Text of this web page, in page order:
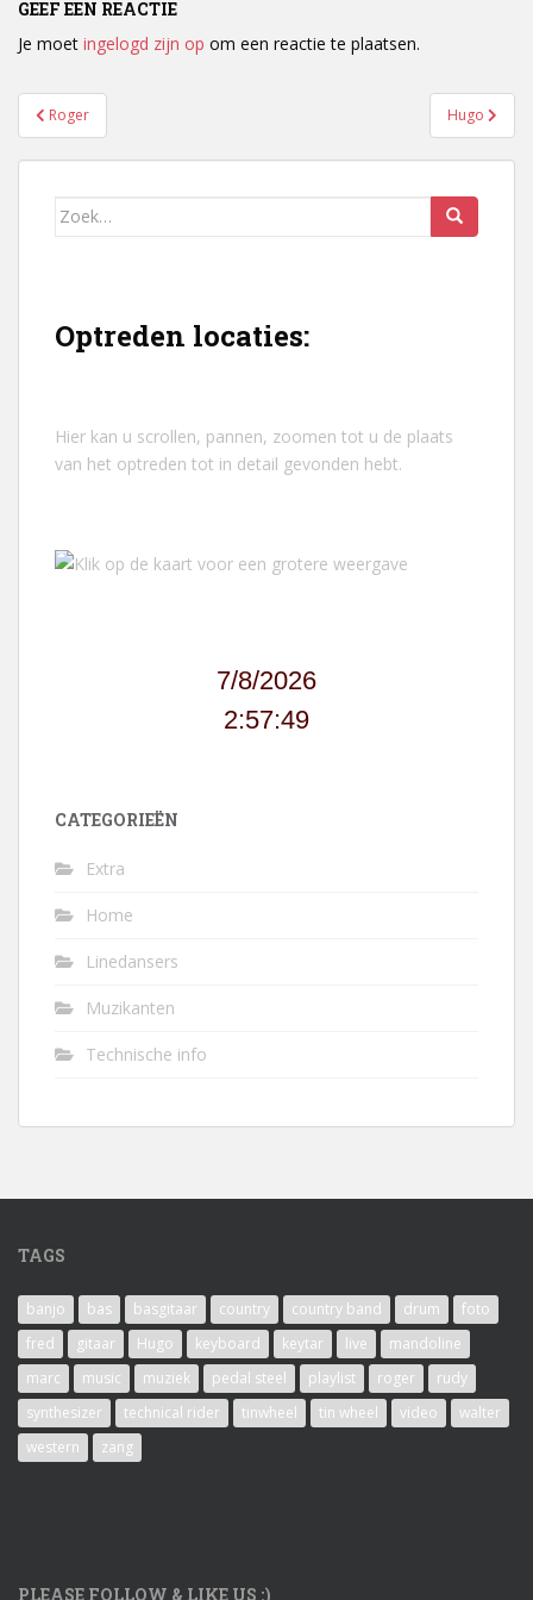
GEEF EEN REACTIE
Je moet ingelogd zijn op om een reactie te plaatsen.
Bericht
navigatie
Roger Hugo
Zoek
Optreden locaties:
Hier kan u scrollen, pannen, zoomen tot u de plaats
van het optreden tot in detail gevonden hebt.
7/8/2026
2:57:49
CATEGORIEËN
Extra
Home
Linedansers
Muzikanten
Technische info
TAGS
banjo bas basgitaar country country band drum
foto
fred
gitaar Hugo keyboard keytar live
mandoline
marc
music muziek pedal steel playlist roger
rudy
synthesizer
technical rider tinwheel tin wheel video
walter
western
zang
PLEASE FOLLOW & LIKE US :)